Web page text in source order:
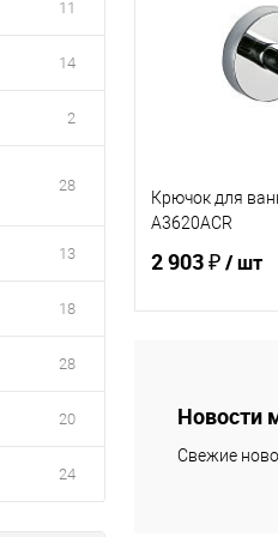
11
14
2
28
13
18
28
20
24
Крючок для
A3620ACR
2 903 ₽/ шт
Купить в 1
В избранное
Новости
Свежие